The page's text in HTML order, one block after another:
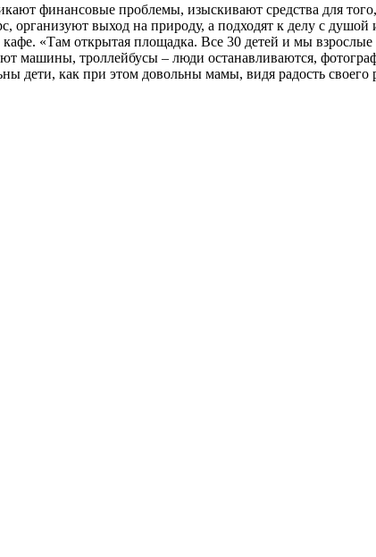
финансовые проблемы, изыскивают средства для
выход на природу, а под­ходят к делу с душой
«Там открытая площадка. Все 30 детей и мы
машины, троллейбусы – люди останавливаются,
дети, как при этом довольны мамы, видя радость своего